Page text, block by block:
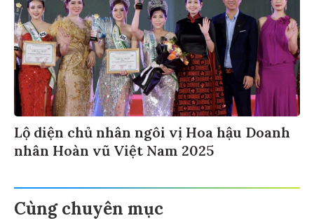
Lộ diện chủ nhân ngôi vị Hoa hậu Doanh
nhân Hoàn vũ Việt Nam 2025
Cùng chuyên mục